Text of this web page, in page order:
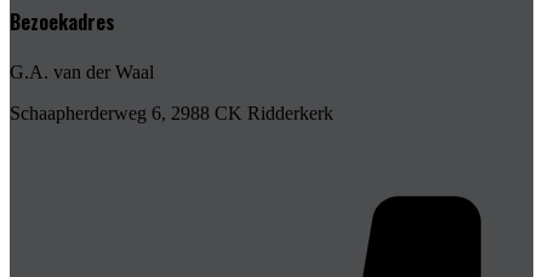
Bezoekadres
G.A. van der Waal
Schaapherderweg 6, 2988 CK Ridderkerk